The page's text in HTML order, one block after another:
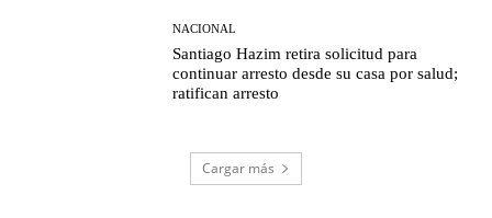
NACIONAL
Santiago Hazim retira solicitud para
continuar arresto desde su casa por salud;
ratifican arresto
Cargar más